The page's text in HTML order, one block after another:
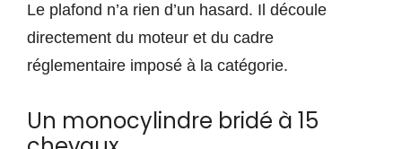
Le plafond n’a rien d’un hasard. Il découle
directement du moteur et du cadre
réglementaire imposé à la catégorie.
Un monocylindre bridé à 15